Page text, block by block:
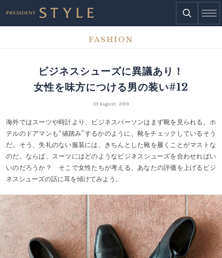
FASHION
ビジネスシューズに異議あり！
女性を味方につける男の装い#12
03 August . 2019
海外ではスーツや時計より、ビジネスパーソンはまず靴を見られる。ホ
テルのドアマンも“値踏み”するかのように、靴をチェックしているそう
だ。そう、失礼のない服装には、きちんとした靴を履くことがマストな
のだ。ならば、スーツにはどのようなビジネスシューズを合わせればい
いのだろうか？ そこで女性たちが考える、あなたの評価を上げるビジ
ネスシューズの話に耳を傾けてみよう。